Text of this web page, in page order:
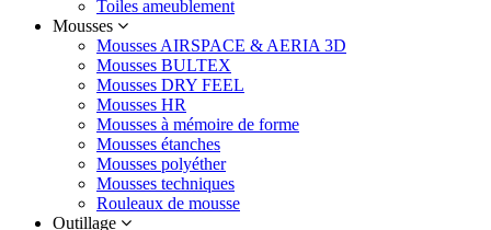
Toiles ameublement
Mousses
Mousses AIRSPACE & AERIA 3D
Mousses BULTEX
Mousses DRY FEEL
Mousses HR
Mousses à mémoire de forme
Mousses étanches
Mousses polyéther
Mousses techniques
Rouleaux de mousse
Outillage